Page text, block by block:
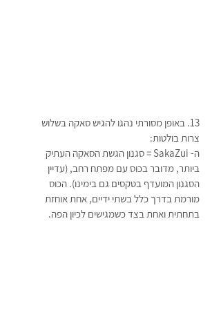
13. באופן מסורתי נהגו להגיש סאקה בשלוש
צרות בולטות:
ה- SakaZui = סגנון הגשת הסאקה העתיק
ביותר, מדובר בכוס עם מפתח רחב, (עדיין
הסגנון המועדף בטקסים גם בימינו). הכוס
מורמת בדרך כלל בשתי ידיים, אחת אוחזת
בתחתית ואחת בצד כשמגישים לכיון הפה.